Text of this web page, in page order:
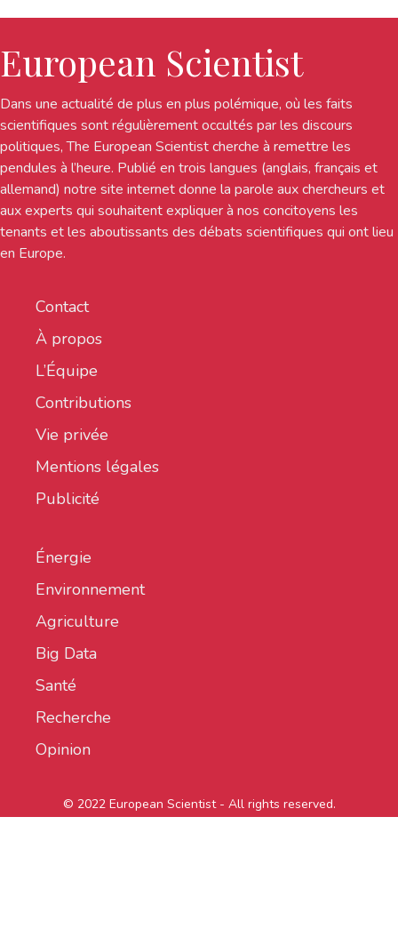
European Scientist
Dans une actualité de plus en plus polémique, où les faits
scientifiques sont régulièrement occultés par les discours
politiques, The European Scientist cherche à remettre les
pendules à l’heure. Publié en trois langues (anglais, français et
allemand) notre site internet donne la parole aux chercheurs et
aux experts qui souhaitent expliquer à nos concitoyens les
tenants et les aboutissants des débats scientifiques qui ont lieu
en Europe.
Contact
À propos
L’Équipe
Contributions
Vie privée
Mentions légales
Publicité
Énergie
Environnement
Agriculture
Big Data
Santé
Recherche
Opinion
© 2022 European Scientist - All rights reserved.